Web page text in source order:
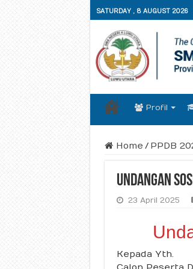
SATURDAY , 8 AUGUST 2026
Profil
Home / PPDB
Undangan
23 April 2025
Kepada Yth.